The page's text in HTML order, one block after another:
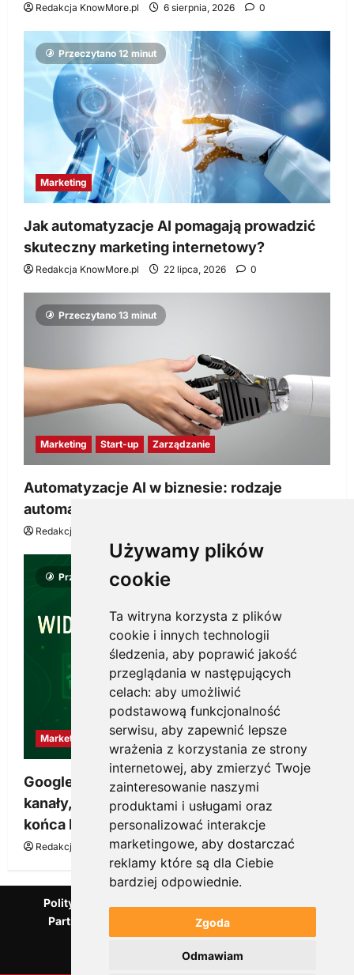
Używamy plików
cookie
Ta witryna korzysta z plików
cookie i innych technologii
śledzenia, aby poprawić jakość
przeglądania w następujących
celach: aby umożliwić
podstawową funkcjonalność
serwisu, aby zapewnić lepsze
wrażenia z korzystania ze strony
internetowej, aby zmierzyć Twoje
zainteresowanie naszymi
produktami i usługami oraz
personalizować interakcje
marketingowe, aby dostarczać
reklamy które są dla Ciebie
bardziej odpowiednie.
Zgoda
Odmawiam
Redakcja KnowMore.pl 6 sierpnia, 2026 0
Przeczytano 12 minut
Marketing
Jak automatyzacje AI pomagają prowadzić
skuteczny marketing internetowy?
Redakcja KnowMore.pl 22 lipca, 2026 0
Przeczytano 13 minut
Marketing Start-up Zarządzanie
Automatyzacje AI w biznesie: rodzaje
automatyzacji i korzyści dla Twojej firmy
Redakcja KnowMore.pl
Przeczytano 8 minut
Marketing
Google Ads, SEO i analityka – jak połączyć
kanały, żeby reklama pracowała dłużej niż do
końca budżetu
Redakcja KnowMore.pl 20 marca, 2026 0
Polityka Prywatności
Partnerzy Mentora.pl
Słownik marketingowy
Blog o przedsiębiorczości
Agencja marketingowa Scorise